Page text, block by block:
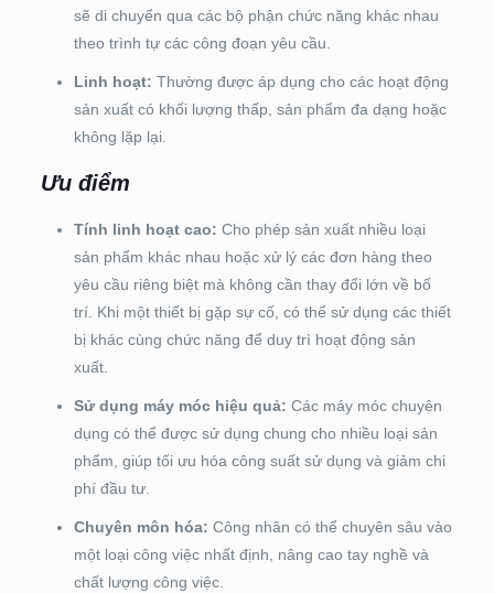
sẽ di chuyển qua các bộ phận chức năng khác nhau
theo trình tự các công đoạn yêu cầu.
Linh hoạt: Thường được áp dụng cho các hoạt động
sản xuất có khối lượng thấp, sản phẩm đa dạng hoặc
không lặp lại.
Ưu điểm
Tính linh hoạt cao: Cho phép sản xuất nhiều loại
sản phẩm khác nhau hoặc xử lý các đơn hàng theo
yêu cầu riêng biệt mà không cần thay đổi lớn về bố
trí. Khi một thiết bị gặp sự cố, có thể sử dụng các thiết
bị khác cùng chức năng để duy trì hoạt động sản
xuất.
Sử dụng máy móc hiệu quả: Các máy móc chuyên
dụng có thể được sử dụng chung cho nhiều loại sản
phẩm, giúp tối ưu hóa công suất sử dụng và giảm chi
phí đầu tư.
Chuyên môn hóa: Công nhân có thể chuyên sâu vào
một loại công việc nhất định, nâng cao tay nghề và
chất lượng công việc.